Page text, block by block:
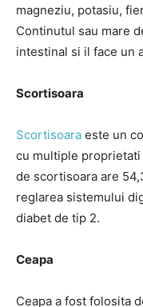
magneziu, potasiu,
Continutul sau mare
intestinal si il face un
Scortisoara
Scortisoara este un
cu multiple proprietati
de scortisoara are
reglarea sistemului
diabet de tip 2.
Ceapa
Ceapa a fost folosita